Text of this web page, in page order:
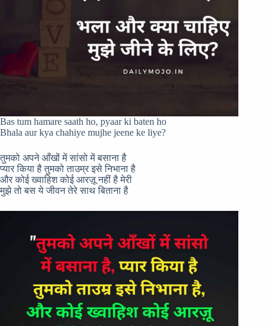
Bas tum hamare saath ho, pyaar ki baten ho
Bhala aur kya chahiye mujhe jeene ke liye?
तुमको अपने आँखों में सांसो में बसाना है
प्यार किया है तुमको ताउम्र इसे निभाना है
और कोई ख्वाहिश कोई आरज़ू नहीं है मेरी
मुझे तो बस ये जीवन तेरे साथ बिताना है